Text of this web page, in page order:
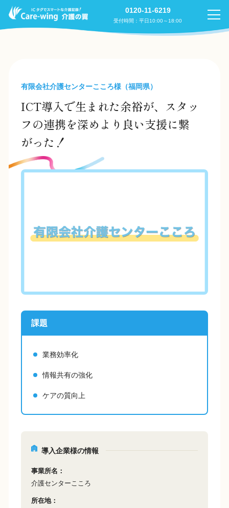
0120-11-6219
受付時間：平日10:00～18:00
有限会社介護センターこころ様（福岡県）
ICT導入で生まれた余裕が、スタッ
フの連携を深めより良い支援に繋
がった！
課題
業務効率化
情報共有の強化
ケアの質向上
導入企業様の情報
事業所名
介護センターこころ
所在地